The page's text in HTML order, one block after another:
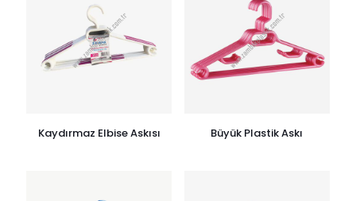
Kaydırmaz Elbise Askısı Büyük Plastik Askı